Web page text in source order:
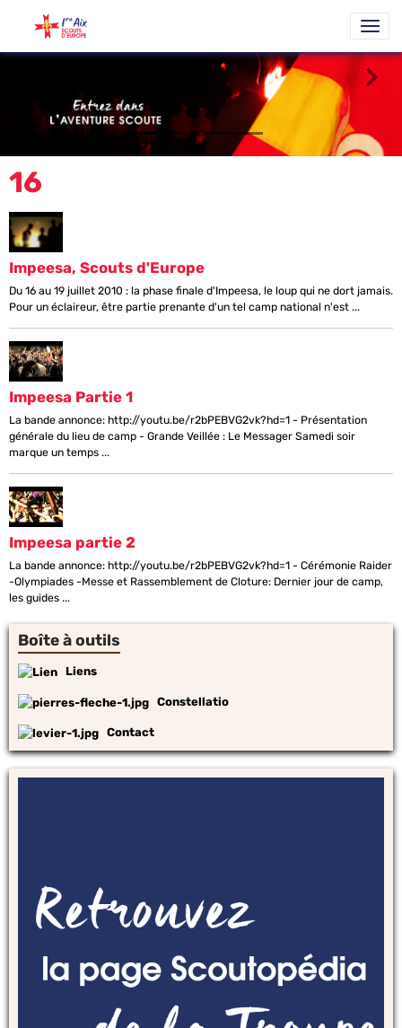
16
Impeesa, Scouts d'Europe
Du 16 au 19 juillet 2010 : la phase finale d'Impeesa, le loup qui ne dort jamais.
Pour un éclaireur, être partie prenante d'un tel camp national n'est ...
Impeesa Partie 1
La bande annonce: http://youtu.be/r2bPEBVG2vk?hd=1 - Présentation
générale du lieu de camp - Grande Veillée : Le Messager Samedi soir
marque un temps ...
Impeesa partie 2
La bande annonce: http://youtu.be/r2bPEBVG2vk?hd=1 - Cérémonie Raider
-Olympiades -Messe et Rassemblement de Cloture: Dernier jour de camp,
les guides ...
Boîte à outils
Liens
Constellatio
Contact